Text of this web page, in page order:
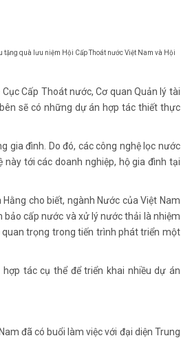
Cấp Thoát nước, Cơ quan Quản lý tài
sẽ có những dự án hợp tác thiết thực
đình. Do đó, các công nghệ lọc nước
tới các doanh nghiệp, hộ gia đình tại
cho biết, ngành Nước của Việt Nam
cấp nước và xử lý nước thải là nhiệm
trọng trong tiến trình phát triển một